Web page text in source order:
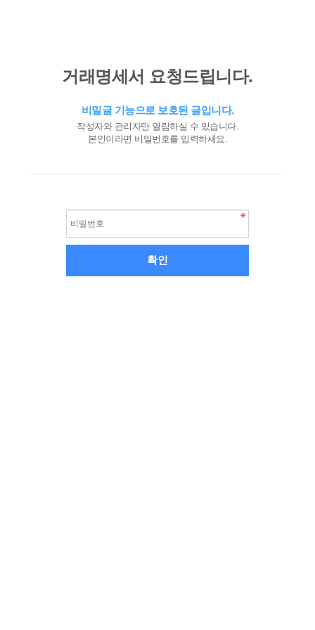
거래명세서 요청드립니다.
비밀글 기능으로 보호된 글입니다.
작성자와 관리자만 열람하실 수 있습니다.
본인이라면 비밀번호를 입력하세요.